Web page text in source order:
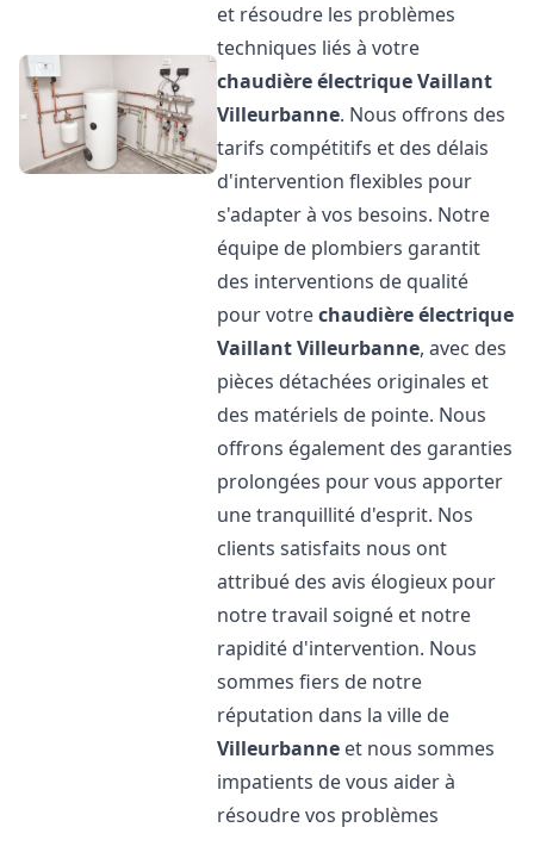
et résoudre les problèmes
techniques liés à votre
chaudière électrique Vaillant
Villeurbanne. Nous offrons des
tarifs compétitifs et des délais
d'intervention flexibles pour
s'adapter à vos besoins. Notre
équipe de plombiers garantit
des interventions de qualité
pour votrechaudière électrique
VaillantVilleurbanne, avec des
pièces détachées originales et
des matériels de pointe. Nous
offrons également des garanties
prolongées pour vous apporter
une tranquillité d'esprit. Nos
clients satisfaits nous ont
attribué des avis élogieux pour
notre travail soigné et notre
rapidité d'intervention. Nous
sommes fiers de notre
réputation dans la ville de
Villeurbanne et nous sommes
impatients de vous aider à
résoudre vos problèmes